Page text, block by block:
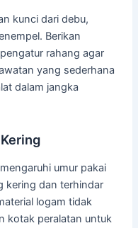
kunci dari debu,
Berikan
rahang agar
yang sederhana
dalam jangka
umur pakai
kering dan terhindar
logam tidak
kotak peralatan untuk